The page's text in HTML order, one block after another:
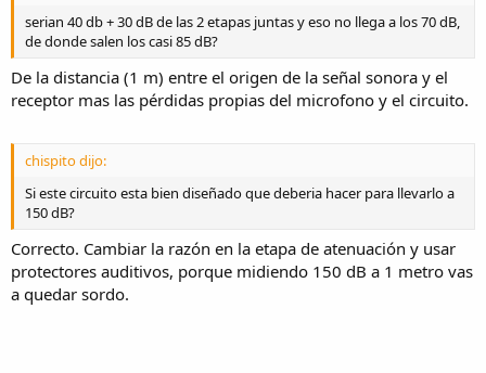
serian 40 db + 30 dB de las 2 etapas juntas y eso no llega a los 70 dB,
de donde salen los casi 85 dB?
De la distancia (1 m) entre el origen de la señal sonora y el
receptor mas las pérdidas propias del microfono y el circuito.
chispito dijo:
Si este circuito esta bien diseñado que deberia hacer para llevarlo a
150 dB?
Correcto. Cambiar la razón en la etapa de atenuación y usar
protectores auditivos, porque midiendo 150 dB a 1 metro vas
a quedar sordo.